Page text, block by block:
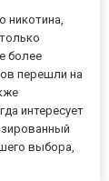
никотина,
более
перешли на
интересует
выбора,